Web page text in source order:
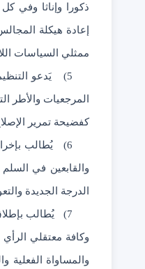
إعادة هيكلة
ممثلي السياسات
5)
يَدعو
المرجعيات والأطر
كفضيحة تمرير
6)
والقابعين في السلم
الدرجة الجديدة
7)
يُطالب
وكافة معتقلي
والمساواة الفعلية